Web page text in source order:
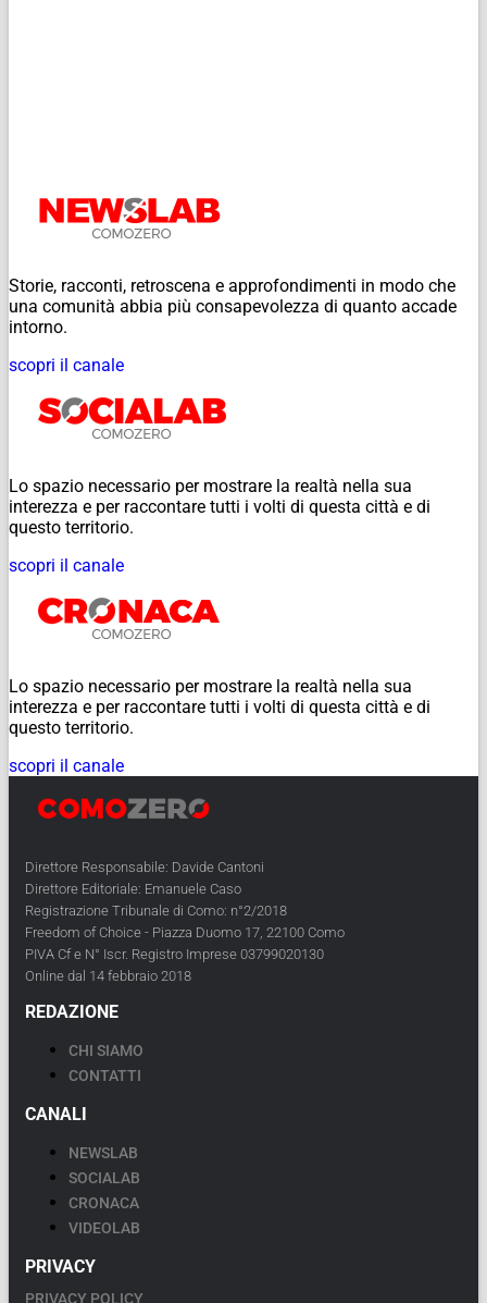
Storie, racconti, retroscena e approfondimenti in modo che
una comunità abbia più consapevolezza di quanto accade
intorno.
scopri il canale
Lo spazio necessario per mostrare la realtà nella sua
interezza e per raccontare tutti i volti di questa città e di
questo territorio.
scopri il canale
Lo spazio necessario per mostrare la realtà nella sua
interezza e per raccontare tutti i volti di questa città e di
questo territorio.
scopri il canale
Direttore Responsabile: Davide Cantoni
Direttore Editoriale: Emanuele Caso
Registrazione Tribunale di Como: n°2/2018
Freedom of Choice - Piazza Duomo 17, 22100 Como
PIVA Cf e N° Iscr. Registro Imprese 03799020130
Online dal 14 febbraio 2018
REDAZIONE
CHI SIAMO
CONTATTI
CANALI
NEWSLAB
SOCIALAB
CRONACA
VIDEOLAB
PRIVACY
PRIVACY POLICY